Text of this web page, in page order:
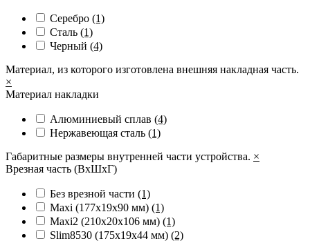
Серебро (1)
Сталь (1)
Черный (4)
Материал, из которого изготовлена внешняя накладная часть.
×
Материал накладки
Алюминиевый сплав (4)
Нержавеющая сталь (1)
Габаритные размеры внутренней части устройства. ×
Врезная часть (ВхШхГ)
Без врезной части (1)
Maxi (177х19х90 мм) (1)
Maxi2 (210х20х106 мм) (1)
Slim8530 (175x19x44 мм) (2)